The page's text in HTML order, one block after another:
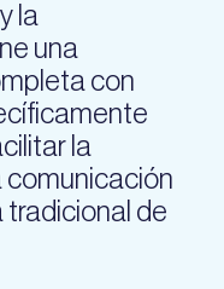
la
una
con
la
comunicación
de